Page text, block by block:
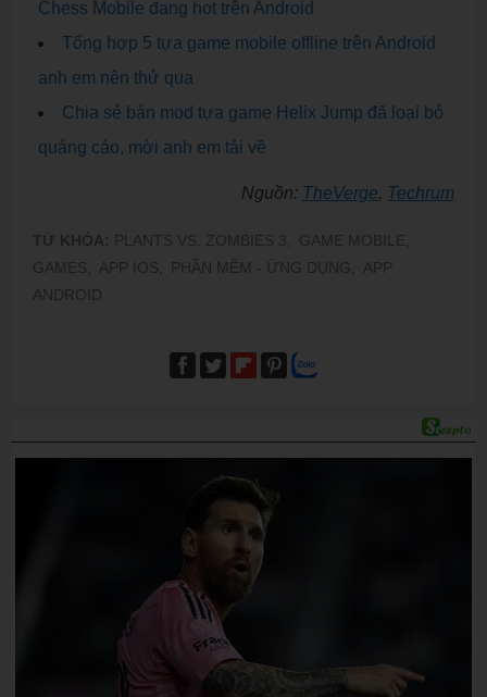
Chess Mobile đang hot trên Android
Tổng hợp 5 tựa game mobile offline trên Android
anh em nên thử qua
Chia sẻ bản mod tựa game Helix Jump đã loại bỏ
quảng cáo, mời anh em tải về
Nguồn: TheVerge, Techrum
TỪ KHÓA: PLANTS VS. ZOMBIES 3,
GAME MOBILE,
GAMES,
APP IOS, PHẦN MỀM - ỨNG DỤNG,
APP
ANDROID